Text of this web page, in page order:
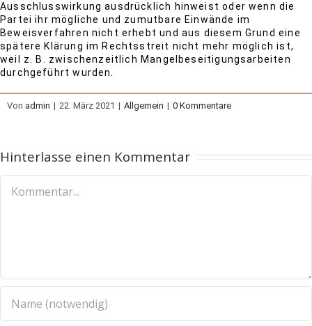
Ausschlusswirkung ausdrücklich hinweist oder wenn die
Partei ihr mögliche und zumutbare Einwände im
Beweisverfahren nicht erhebt und aus diesem Grund eine
spätere Klärung im Rechtsstreit nicht mehr möglich ist,
weil z. B. zwischenzeitlich Mangelbeseitigungsarbeiten
durchgeführt wurden.
Von admin | 22. März 2021 | Allgemein | 0 Kommentare
Hinterlasse einen Kommentar